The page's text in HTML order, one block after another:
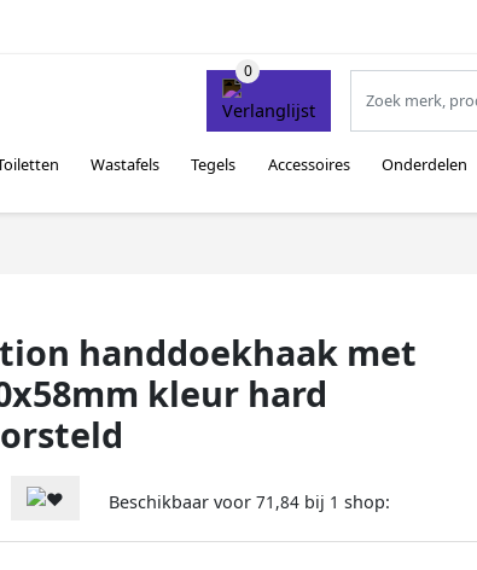
Wastafels Tegels Accessoires Onderdelen
handdoekhaak met
kleur hard
Beschikbaar voor 71,84 bij 1 shop: